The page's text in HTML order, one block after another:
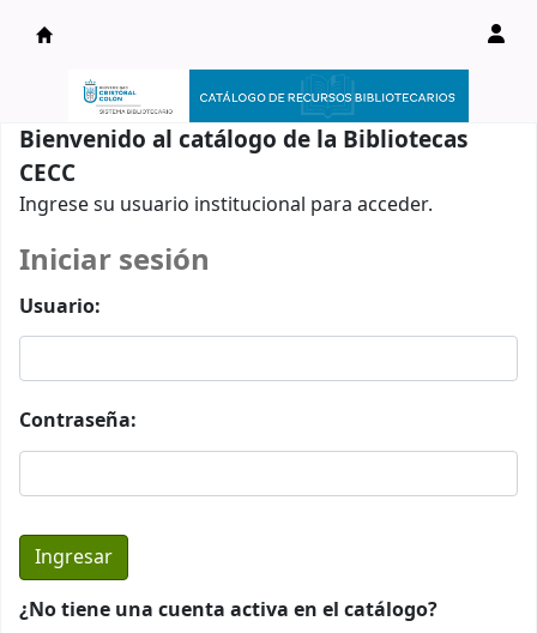
Catálogo en línea
Bienvenido al catálogo de la Bibliotecas
CECC
Ingrese su usuario institucional para acceder.
Iniciar sesión
Usuario:
Contraseña:
¿No tiene una cuenta activa en el catálogo?